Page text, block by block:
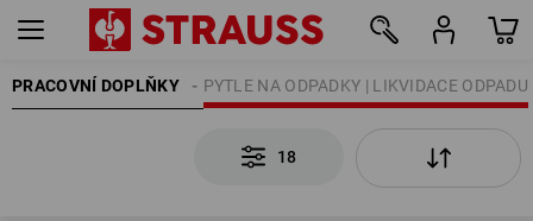
PRACOVNÍ DOPLŇKY PYTLE NA ODPADKY | LIKVIDACE ODPADU
ČIŠTĚNÍ
18